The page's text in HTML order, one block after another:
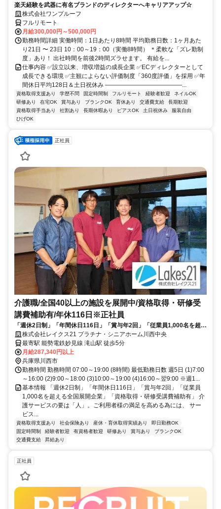
楽天経験を武器に有名ブランドのディレクターへキャリアアップ☆
株式会社ワンプルーフ
フルリモート
月給300,000円～500,000円
勤務時間詳細 実働時間：1日あたり8時間 平均勤務日数：1ヶ月あた
り21日 〜 23日 10：00～19：00（実働8時間） ＊柔軟な「ズレ勤制
度」あり！ 出社時間を前後2時間ズラせます。 有給を...
仕事内容 ✅設立以来、増収増益の成長企業 ✅ECディレクターとして
成長できる環境 ✅主観によらない評価制度「360度評価」を採用 ✅年
間休日平均128日＆土日祝休み ―――――――――――――...
資格取得支援あり 学歴不問 固定時間制 フルリモート 経験者歓迎
ネイルOK
研修あり
在宅OK 賞与あり ブランクOK 育休あり 交通費支給
長期歓迎
資格取得手当あり
社割あり 長期休暇あり ピアスOK 土日祝休み
服装自由
ひげOK
正社員
介護職/全国40以上の施設を展開中/資格取得・研修受
講費補助有/年休116日※正社員
「週休2日制」「年間休日116日」「賞与年2回」「従業員1,000名を超え
る全国展開企業」「資格取得・研修受講費補助有」
株式会社レイクス21 プラチナ・シニアホーム川西中央
最寄駅 能勢電鉄妙見線 滝山駅 徒歩5分
月給287,340円以上
兵庫県川西市
勤務時間 勤務時間 07:00～19:00 (8時間) 最低勤務日数 週5日 (1)7:00
～16:00 (2)9:00～18:00 (3)10:00～19:00 (4)16:00～翌9:00 ※週1...
基本情報 「週休2日制」「年間休日116日」「賞与年2回」「従業員
1,000名を超える全国展開企業」「資格取得・研修受講費補助有」 介
護サービスの要は「人」。ご利用者様の満足を高める為には、 サー
ビス...
資格取得支援あり 社会保険あり 産休・育休取得実績あり
即日勤務OK
固定時間制
経験者歓迎 有資格者歓迎 研修あり 賞与あり
ブランクOK
交通費支給
昇給あり
正社員